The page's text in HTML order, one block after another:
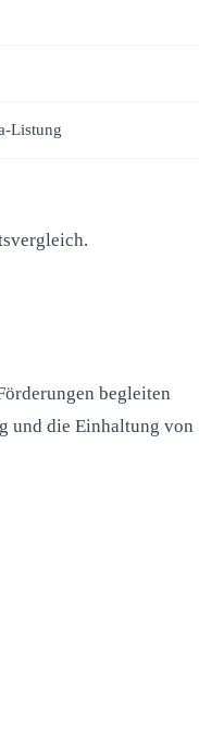
Listung
begleiten
und die Einhaltung von